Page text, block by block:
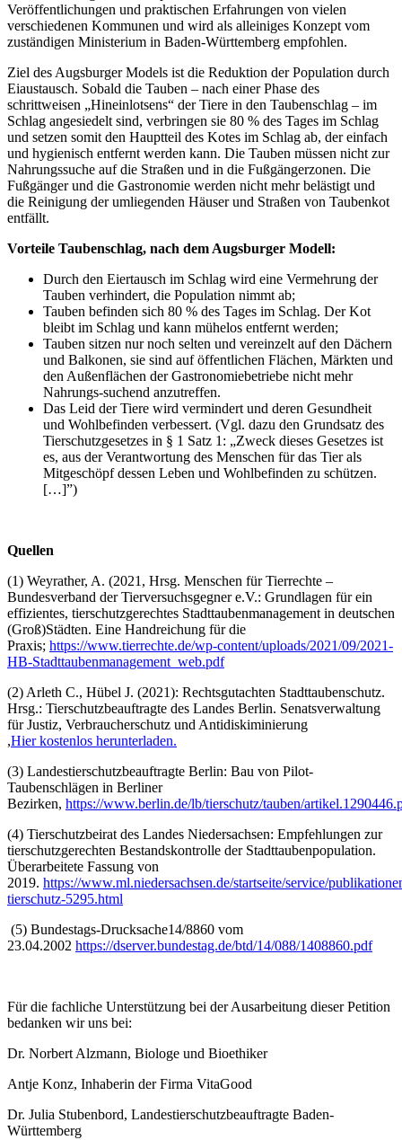
Veröffentlichungen und praktischen Erfahrungen von vielen
verschiedenen Kommunen und wird als alleiniges Konzept vom
zuständigen Ministerium in Baden-Württemberg empfohlen.
Ziel des Augsburger Models ist die Reduktion der Population durch
Eiaustausch. Sobald die Tauben – nach einer Phase des
schrittweisen „Hineinlotsens“ der Tiere in den Taubenschlag – im
Schlag angesiedelt sind, verbringen sie 80 % des Tages im Schlag
und setzen somit den Hauptteil des Kotes im Schlag ab, der einfach
und hygienisch entfernt werden kann. Die Tauben müssen nicht zur
Nahrungssuche auf die Straßen und in die Fußgängerzonen. Die
Fußgänger und die Gastronomie werden nicht mehr belästigt und
die Reinigung der umliegenden Häuser und Straßen von Taubenkot
entfällt.
Vorteile Taubenschlag, nach dem Augsburger Modell:
Durch den Eiertausch im Schlag wird eine Vermehrung der
Tauben verhindert, die Population nimmt ab;
Tauben befinden sich 80 % des Tages im Schlag. Der Kot
bleibt im Schlag und kann mühelos entfernt werden;
Tauben sitzen nur noch selten und vereinzelt auf den Dächern
und Balkonen, sie sind auf öffentlichen Flächen, Märkten und
den Außenflächen der Gastronomiebetriebe nicht mehr
Nahrungs-suchend anzutreffen.
Das Leid der Tiere wird vermindert und deren Gesundheit
und Wohlbefinden verbessert. (Vgl. dazu den Grundsatz des
Tierschutzgesetzes in § 1 Satz 1: „Zweck dieses Gesetzes ist
es, aus der Verantwortung des Menschen für das Tier als
Mitgeschöpf dessen Leben und Wohlbefinden zu schützen.
[…]”)
Quellen
(1) Weyrather, A. (2021, Hrsg. Menschen für Tierrechte –
Bundesverband der Tierversuchsgegner e.V.: Grundlagen für ein
effizientes, tierschutzgerechtes Stadttaubenmanagement in deutschen
(Groß)Städten. Eine Handreichung für die
Praxis; https://www.tierrechte.de/wp-content/uploads/2021/09/2021-
HB-Stadttaubenmanagement_web.pdf
(2) Arleth C., Hübel J. (2021): Rechtsgutachten Stadttaubenschutz.
Hrsg.: Tierschutzbeauftragte des Landes Berlin. Senatsverwaltung
für Justiz, Verbraucherschutz und Antidiskiminierung
,Hier kostenlos herunterladen.
(3) Landestierschutzbeauftragte Berlin: Bau von Pilot-
Taubenschlägen in Berliner
Bezirken, https://www.berlin.de/lb/tierschutz/tauben/
(4) Tierschutzbeirat des Landes Niedersachsen: Empfehlungen zur
tierschutzgerechten Bestandskontrolle der Stadttaubenpopulation.
Überarbeitete Fassung von
2019. https://www.ml.niedersachsen.de/startseite/service/
tierschutz-5295.html
(5) Bundestags-Drucksache14/8860 vom
23.04.2002 https://dserver.bundestag.de/btd/14/088/1408860.pdf
Für die fachliche Unterstützung bei der Ausarbeitung dieser Petition
bedanken wir uns bei:
Dr. Norbert Alzmann, Biologe und Bioethiker
Antje Konz, Inhaberin der Firma VitaGood
Dr. Julia Stubenbord, Landestierschutzbeauftragte Baden-
Württemberg